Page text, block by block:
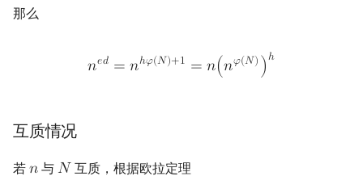
那么
𝑛𝑒𝑑 = 𝑛ℎ𝜑(𝑁)+1 = 𝑛(𝑛𝜑(𝑁) )ℎ
互质情况
若 𝑛 与 𝑁 互质，根据欧拉定理